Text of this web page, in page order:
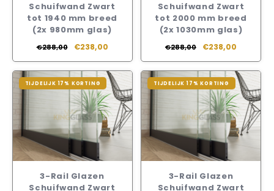
Schuifwand Zwart
tot 1940 mm breed
(2x 980mm glas)
€288,00 €238,00
Schuifwand Zwart
tot 2000 mm breed
(2x 1030mm glas)
€288,00 €238,00
TIJDELIJK 17% KORTING
3-Rail Glazen
Schuifwand Zwart
TIJDELIJK 17% KORTING
3-Rail Glazen
Schuifwand Zwart